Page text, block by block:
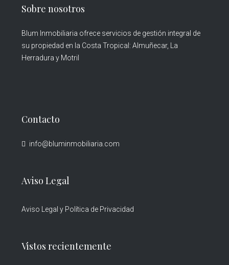
Sobre nosotros
Blum Inmobiliaria ofrece servicios de gestión integral de
su propiedad en la Costa Tropical: Almuñecar, La
Herradura y Motril
Contacto
info@bluminmobiliaria.com
Aviso Legal
Aviso Legal y Política de Privacidad
Vistos recientemente